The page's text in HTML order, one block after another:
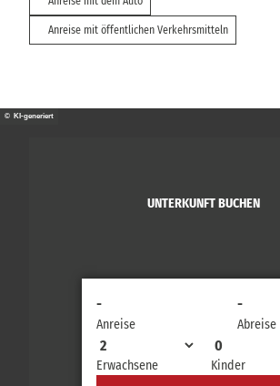
Anreise mit öffentlichen Verkehrsmitteln
© KI-generiert
UNTERKUNFT BUCHEN
Anreise
-
Abreise
-
Erwachsene
Kinder